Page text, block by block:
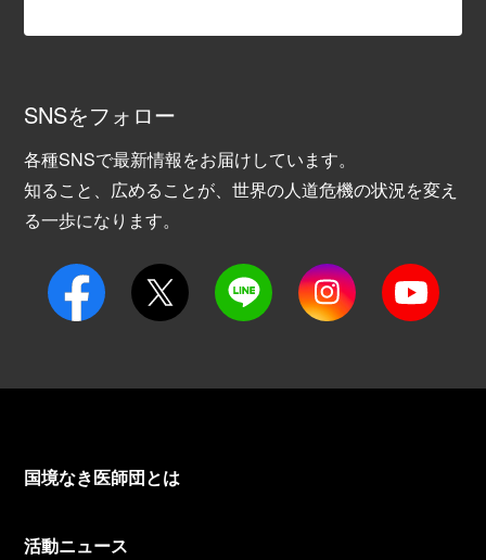
SNSをフォロー
各種SNSで最新情報をお届けしています。
知ること、広めることが、世界の人道危機の状況を変え
る一歩になります。
国境なき医師団とは
活動ニュース